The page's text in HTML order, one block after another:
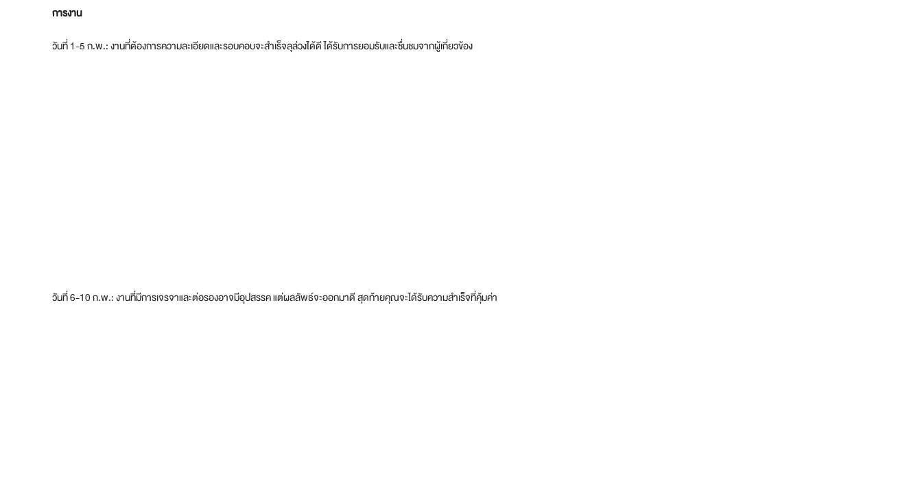
การงาน
วันที่ 1-5 ก.พ.: งานที่ต้องการความละเอียดและรอบคอบจะสำเร็จลุล่วงได้ดี ได้รับการยอมรับและชื่นชมจากผู้เกี่ยวข้อง
วันที่ 6-10 ก.พ.: งานที่มีการเจรจาและต่อรองอาจมีอุปสรรค แต่ผลลัพธ์จะออกมาดี สุดท้ายคุณจะได้รับความสำเร็จที่คุ้มค่า